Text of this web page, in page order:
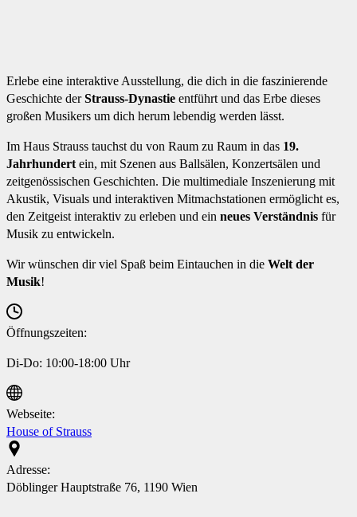
Erlebe eine interaktive Ausstellung, die dich in die faszinierende
Geschichte derStrauss-Dynastie entführt und das Erbe dieses
großen Musikers um dich herum lebendig werden lässt.
Im Haus Strauss tauchst du von Raum zu Raum in das 19.
Jahrhundert ein, mit Szenen aus Ballsälen, Konzertsälen und
zeitgenössischen Geschichten. Die multimediale Inszenierung mit
Akustik, Visuals und interaktiven Mitmachstationen ermöglicht es,
den Zeitgeist interaktiv zu erleben und ein neues Verständnis für
Musik zu entwickeln.
Wir wünschen dir viel Spaß beim Eintauchen in die Welt der
Musik!
Öffnungszeiten:
Di-Do: 10:00-18:00 Uhr
Webseite:
House of Strauss
Adresse:
Döblinger Hauptstraße 76, 1190 Wien